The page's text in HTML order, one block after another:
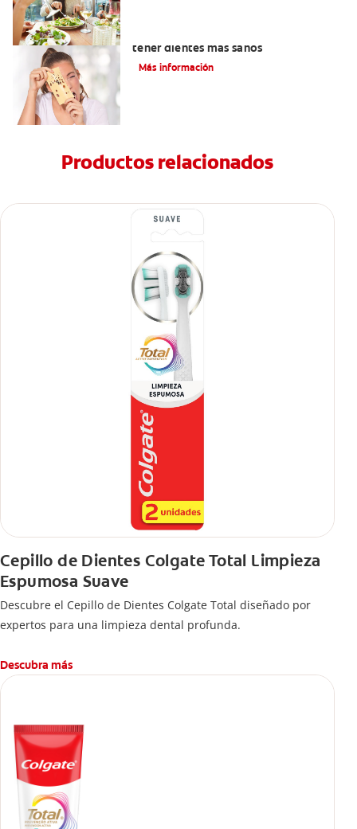
tener dientes más sanos
Más información
Productos relacionados
Cepillo de Dientes Colgate Total Limpieza
Espumosa Suave
Descubre el Cepillo de Dientes Colgate Total diseñado por
expertos para una limpieza dental profunda.
Descubra más